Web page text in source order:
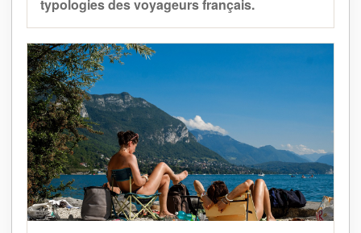
typologies des voyageurs français.